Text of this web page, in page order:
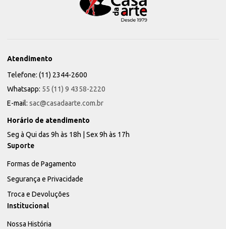
Atendimento
Telefone: (11) 2344-2600
Whatsapp: 55 (11) 9 4358-2220
E-mail: sac@casadaarte.com.br
Horário de atendimento
Seg à Qui das 9h às 18h | Sex 9h às 17h
Suporte
Formas de Pagamento
Segurança e Privacidade
Troca e Devoluções
Institucional
Nossa História